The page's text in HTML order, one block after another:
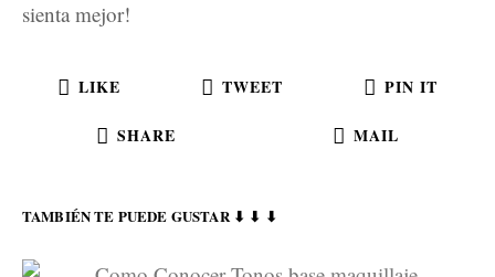
sienta mejor!
LIKE TWEET PIN IT
SHARE MAIL
TAMBIÉN TE PUEDE GUSTAR ⬇ ⬇ ⬇